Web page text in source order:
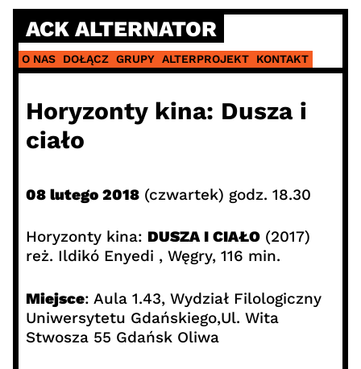
Skip
content
ACK ALTERNATOR
O NAS DOŁĄCZ GRUPY ALTERPROJEKT KONTAKT
Horyzonty kina: Dusza i
ciało
08 lutego 2018(czwartek) godz. 18.30
Horyzonty kina: DUSZA I CIAŁO(2017)
reż. Ildikó Enyedi , Węgry, 116 min.
Miejsce: Aula 1.43, Wydział Filologiczny
Uniwersytetu Gdańskiego,Ul. Wita
Stwosza 55 Gdańsk Oliwa